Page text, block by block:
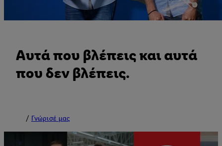
Αυτά που βλέπεις και αυτά
που δεν βλέπεις.
Γνώρισέ μας